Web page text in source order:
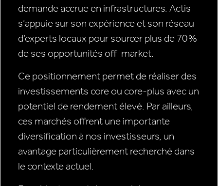
demande accrue en infrastructures. Actis
s’appuie sur son expérience et son réseau
d’experts locaux pour sourcer plus de 70 %
de ses opportunités off-market.
Ce positionnement permet de réaliser des
investissements core ou core-plus avec un
potentiel de rendement élevé. Par ailleurs,
ces marchés offrent une importante
diversification à nos investisseurs, un
avantage particulièrement recherché dans
le contexte actuel.